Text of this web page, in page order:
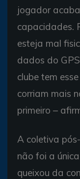
jogador
capacidades.
esteja mal
dados do
clube tem
corriam mais
primeiro –
A coletiva
não foi a
queixou da